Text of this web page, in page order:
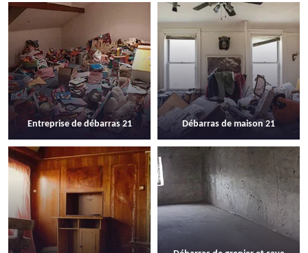
Entreprise de débarras 21 Débarras de maison 21